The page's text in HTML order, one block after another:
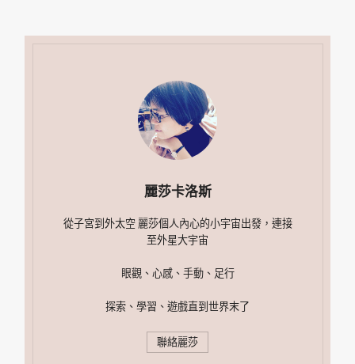
麗莎卡洛斯
從子宮到外太空 麗莎個人內心的小宇宙出發，連接
至外星大宇宙
眼觀、心感、手動、足行
探索、學習、遊戲直到世界末了
聯絡麗莎